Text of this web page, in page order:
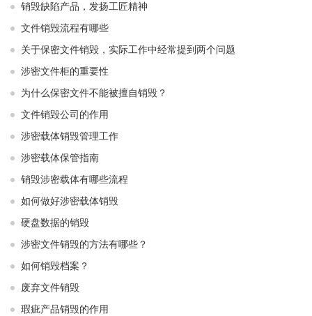
销毁缺陷产品，发扬工匠精神
文件销毁流程有哪些
关于保密文件销毁，实际工作中经常提到两个问题
涉密文件柜的重要性
为什么保密文件不能被擅自销毁？
文件销毁公司的作用
涉密载体销毁管理工作
涉密载体保管指南
销毁涉密载体有哪些流程
如何做好涉密载体销毁
硬盘数据的销毁
涉密文件销毁的方法有哪些？
如何销毁档案？
废弃文件销毁
瑕疵产品销毁的作用